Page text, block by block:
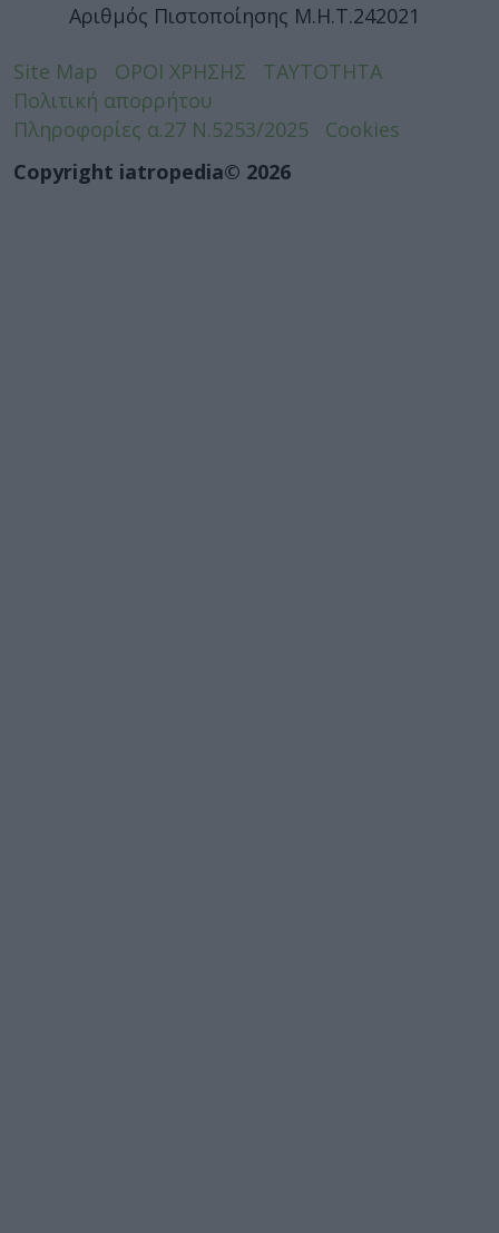
Αριθμός Πιστοποίησης Μ.Η.Τ.242021
Site Map ΟΡΟΙ ΧΡΗΣΗΣ
ΤΑΥΤΟΤΗΤΑ
Πολιτική απορρήτου
Πληροφορίες α.27 Ν.5253/2025
Cookies
Copyright iatropedia© 2026